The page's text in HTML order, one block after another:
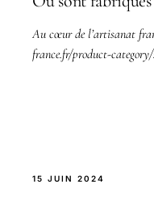
Au cœur de l’artisanat
france.fr/product-
15 JUIN 2024